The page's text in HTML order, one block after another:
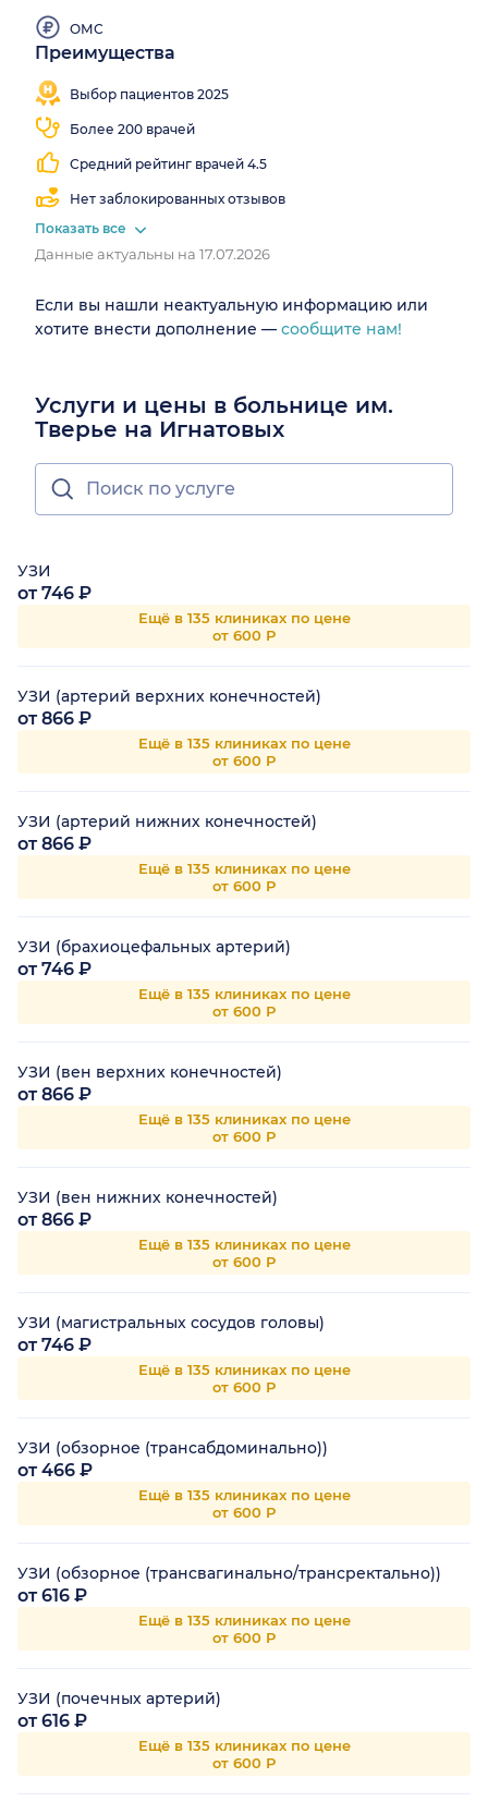
ОМС
Преимущества
Выбор пациентов 2025
Более 200 врачей
Средний рейтинг врачей 4.5
Нет заблокированных отзывов
специальностей
Работаем
выходные
Показать все
Данные актуальны на 17.07.2026
Если вы нашли неактуальную информацию или
хотите внести дополнение — сообщите нам!
Услуги и цены в больнице им.
Тверье на Игнатовых
УЗИ
от 746 ₽
Ещё в 135 клиниках по цене
от 600 Р
УЗИ (артерий верхних конечностей)
от 866 ₽
Ещё в 135 клиниках по цене
от 600 Р
УЗИ (артерий нижних конечностей)
от 866 ₽
Ещё в 135 клиниках по цене
от 600 Р
УЗИ (брахиоцефальных артерий)
от 746 ₽
Ещё в 135 клиниках по цене
от 600 Р
УЗИ (вен верхних конечностей)
от 866 ₽
Ещё в 135 клиниках по цене
от 600 Р
УЗИ (вен нижних конечностей)
от 866 ₽
Ещё в 135 клиниках по цене
от 600 Р
УЗИ (магистральных сосудов головы)
от 746 ₽
Ещё в 135 клиниках по цене
от 600 Р
УЗИ (обзорное (трансабдоминально))
от 466 ₽
Ещё в 135 клиниках по цене
от 600 Р
УЗИ (обзорное (трансвагинально/трансректально))
от 616 ₽
Ещё в 135 клиниках по цене
от 600 Р
УЗИ (почечных артерий)
от 616 ₽
Ещё в 135 клиниках по цене
от 600 Р